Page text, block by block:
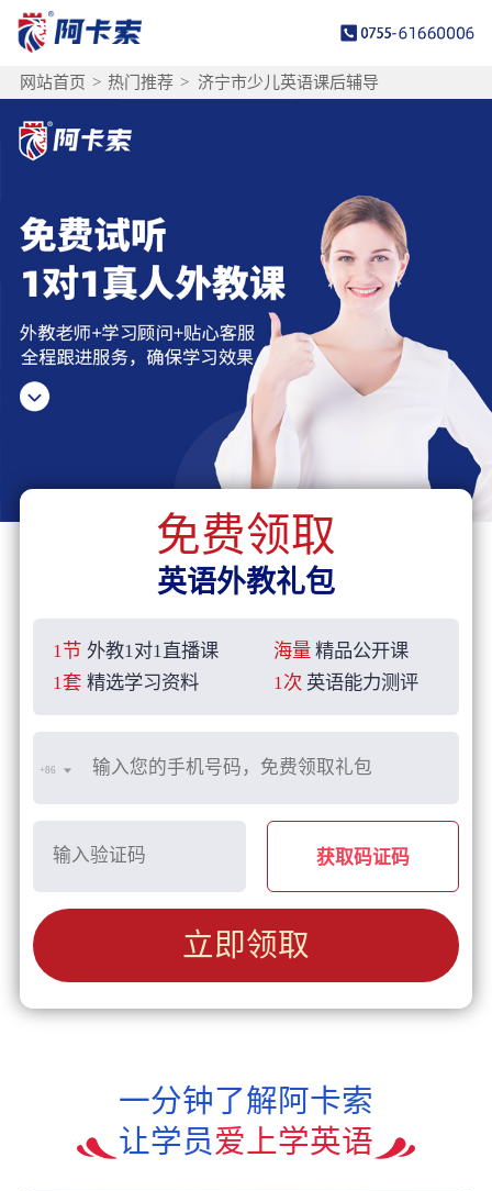
网站首页 > 热门推荐 > 济宁市少儿英语课后辅导
免费领取
英语外教礼包
1节 外教1对1直播课 海量 精品公开课
1套 精选学习资料 1次 英语能力测评
+86
获取码证码
立即领取
一分钟了解阿卡索
让学员爱上学英语